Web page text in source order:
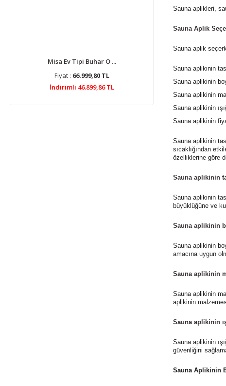
Misa Ev Tipi Buhar O ...
Fiyat : 66.999,80 TL
İndirimli 46.899,86 TL
Sauna aplikleri,
Sauna Aplik
Sauna aplik
Sauna aplikinin
Sauna aplikinin
Sauna aplikinin
Sauna aplikinin
Sauna aplikinin
Sauna aplikinin
sıcaklığından
özelliklerine göre
Sauna aplikinin
Sauna aplikinin
büyüklüğüne ve
Sauna aplikinin
Sauna aplikinin
amacına uygun
Sauna aplikinin
Sauna aplikinin
aplikinin
Sauna aplikinin
Sauna aplikinin
güvenliğini
Sauna Aplikinin